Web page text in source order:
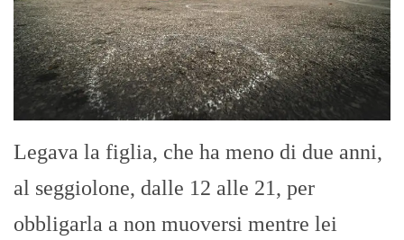
Legava la figlia, che ha meno di due anni,
al seggiolone, dalle 12 alle 21, per
obbligarla a non muoversi mentre lei